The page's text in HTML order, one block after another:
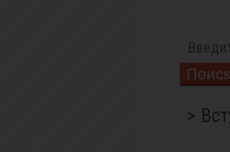
Поиск
>